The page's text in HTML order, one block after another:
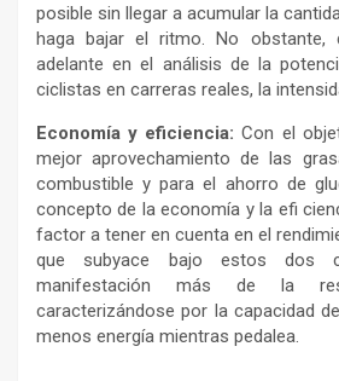
posible sin llegar a acumular la
haga bajar el ritmo. No obstante,
adelante en el análisis de la
ciclistas en carreras reales, la
Economía y eficiencia:Con el
mejor aprovechamiento de las
combustible y para el ahorro de
concepto de la economía y la efi
factor a tener en cuenta en el
que subyace bajo estos dos
manifestación más de la
caracterizándose por la capacidad
menos energía mientras pedalea.